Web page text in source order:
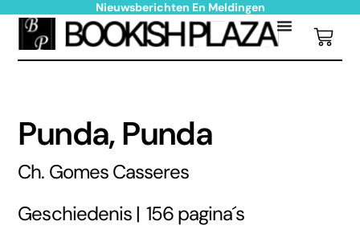
Nieuwsberichten En Meldingen
Punda, Punda
Ch. Gomes Casseres
Geschiedenis | 156 pagina´s